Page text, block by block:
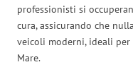
professionisti si
cura, assicurando che
veicoli moderni, ideali
Mare.